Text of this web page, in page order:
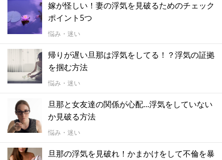
嫁が怪しい！妻の浮気を見破るためのチェック
ポイント5つ
悩み・迷い
帰りが遅い旦那は浮気をしてる！？浮気の証拠
を掴む方法
悩み・迷い
旦那と女友達の関係が心配...浮気をしていない
か見破る方法
悩み・迷い
旦那の浮気を見破れ！かまかけをして不倫を暴